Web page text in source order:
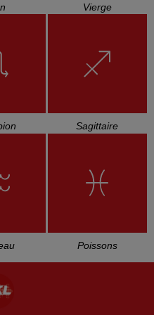
Danser
MYLENE FARMER
Libertine